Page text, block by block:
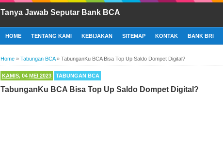
Tanya Jawab Seputar Bank BCA
HOME TENTANG KAMI KEBIJAKAN SITEMAP KONTAK BANK BRI
Home » Tabungan BCA» TabunganKu BCA Bisa Top Up Saldo Dompet Digital?
KAMIS, 04 MEI 2023 TABUNGAN BCA
TabunganKu BCA Bisa Top Up Saldo Dompet Digital?